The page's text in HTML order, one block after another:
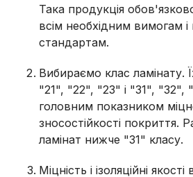
Така продукція
всім необхідним вимогам
стандартам.
Вибираємо клас ламінату.
"21", "22", "23" і "31", "32",
головним показником
зносостійкості покриття.
ламінат нижче "31" класу.
Міцність і ізоляційні